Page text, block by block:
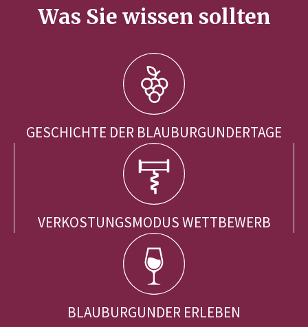
Was Sie wissen sollten
GESCHICHTE DER BLAUBURGUNDERTAGE
VERKOSTUNGSMODUS WETTBEWERB
BLAUBURGUNDER ERLEBEN